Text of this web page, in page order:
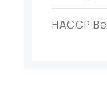
HACCP